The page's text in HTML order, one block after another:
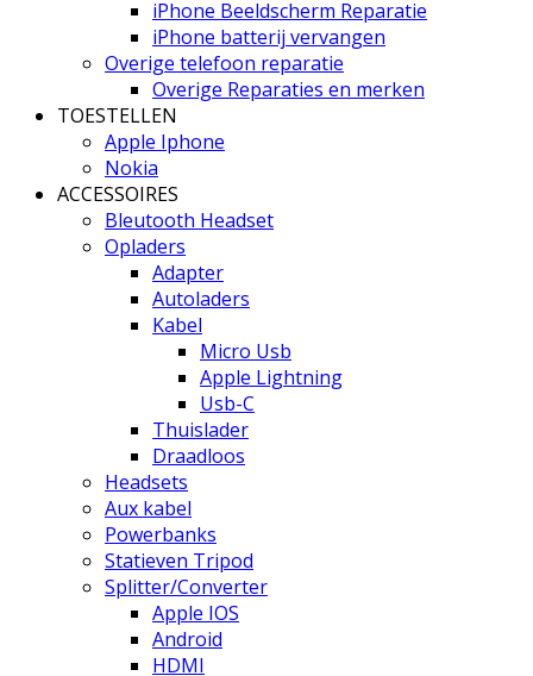
iPhone Beeldscherm Reparatie
iPhone batterij vervangen
Overige telefoon reparatie
Overige Reparaties en merken
TOESTELLEN
Apple Iphone
Nokia
ACCESSOIRES
Bleutooth Headset
Opladers
Adapter
Autoladers
Kabel
Micro Usb
Apple Lightning
Usb-C
Thuislader
Draadloos
Headsets
Aux kabel
Powerbanks
Statieven Tripod
Splitter/Converter
Apple IOS
Android
HDMI